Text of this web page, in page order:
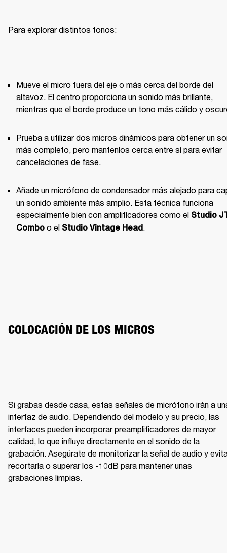
Mueve el micro fuera del eje o más cerca del borde del
altavoz. El centro proporciona un sonido más brillante,
mientras que el borde produce un tono más cálido y
Prueba a utilizar dos micros dinámicos para obtener un
más completo, pero mantenlos cerca entre sí para evitar
cancelaciones de fase.
Añade un micrófono de condensador más alejado para
un sonido ambiente más amplio. Esta técnica funciona
especialmente bien con amplificadores como el Studio
Combo o el Studio Vintage Head
COLOCACIÓN DE LOS MICROS
BRILLO CON CLARIDAD
Si grabas desde casa, estas señales de micrófono irán a
interfaz de audio. Dependiendo del modelo y su precio, las
interfaces pueden incorporar preamplificadores de mayor
calidad, lo que influye directamente en el sonido de la
grabación. Asegúrate de monitorizar la señal de audio y
recortarla o superar los -10dB para mantener unas
grabaciones limpias.